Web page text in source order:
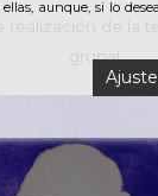
de la
grupal
aunque, si lo